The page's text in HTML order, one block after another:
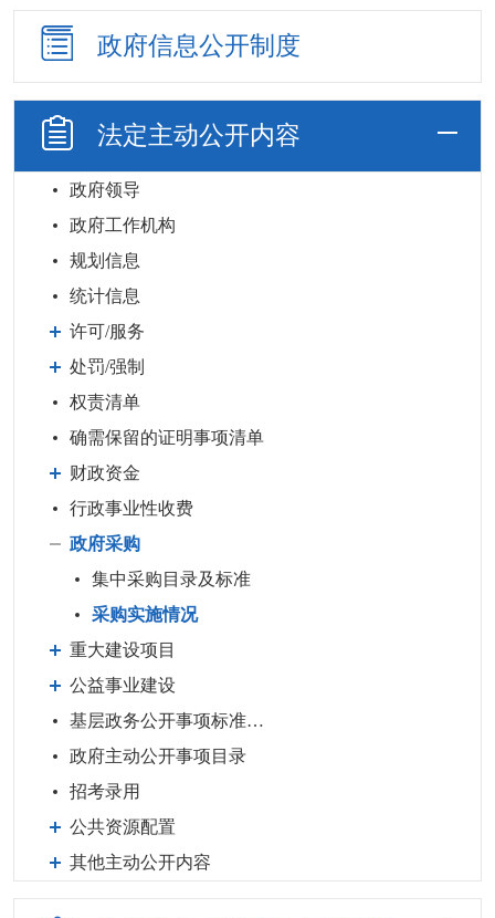
政府信息公开制度
法定主动公开内容
政府领导
政府工作机构
规划信息
统计信息
许可/服务
处罚/强制
权责清单
确需保留的证明事项清单
财政资金
行政事业性收费
政府采购
集中采购目录及标准
采购实施情况
重大建设项目
公益事业建设
基层政务公开事项标准目录
政府主动公开事项目录
招考录用
公共资源配置
其他主动公开内容